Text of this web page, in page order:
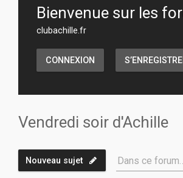
Bienvenue sur les
clubachille.fr
CONNEXION
Vendredi soir d'Achille
Nouveau sujet Dans ce